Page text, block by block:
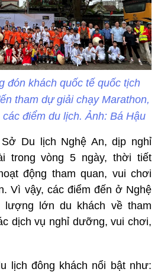
đón khách quốc tế quốc tịch
tham dự giải chạy Marathon,
điểm du lịch. Ảnh: Bá Hậu
Du lịch Nghệ An, dịp nghỉ
trong vòng 5 ngày, thời tiết
động tham quan, vui chơi
Vì vậy, các điểm đến ở Nghệ
lớn du khách về tham
dịch vụ nghỉ dưỡng, vui chơi,
lịch đông khách nổi bật như: